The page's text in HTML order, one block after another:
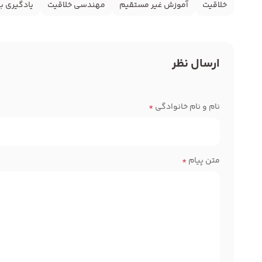
خلاقیت آموزش غیر مستقیم مهندسی خلاقیت یادگیری
ارسال نظر
نام و نام خانوادگی*
متن پیام*